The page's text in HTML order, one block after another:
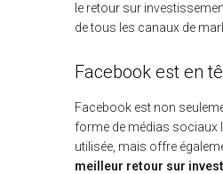
le retour sur
de tous les canaux de
Facebook est en
Facebook est non
forme de médias sociaux
utilisée, mais offre
meilleur retour sur